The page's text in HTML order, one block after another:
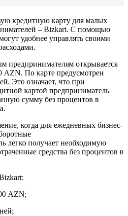
кредитную карту для малых
– Bizkart. С помощью
удобнее управлять своими
предпринимателям открывается
AZN. По карте предусмотрен
Это означает, что при
картой предприниматель
сумму без процентов в
когда для ежедневных бизнес-
легко получает необходимую
средства без процентов в
AZN;